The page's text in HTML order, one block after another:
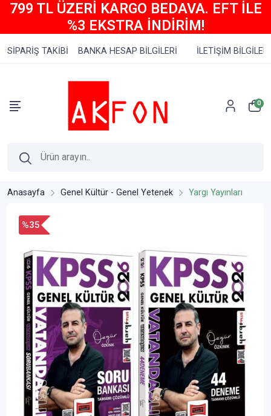
799 TL ÜZERİ KARGO BEDAVA. EFT İLE
%3 EKSTRA İNDİRİM!
SİPARİŞ TAKİBİ BANKA HESAP BİLGİLERİ İLETİŞİM BİLGİLERİ
0
Anasayfa Genel Kültür - Genel Yetenek Yargı Yayınları
%35